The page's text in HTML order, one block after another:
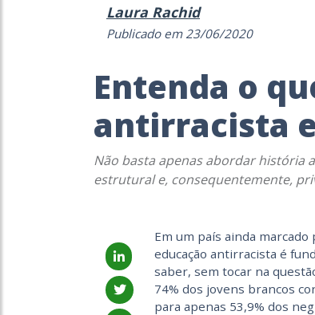
Laura Rachid
Publicado em 23/06/2020
Entenda o
antirracista
Não basta apenas abordar história
estrutural e, consequentemente,
Em um país ainda
educação antirracista é
saber, sem tocar na
74% dos jovens brancos
para apenas 53,9% dos